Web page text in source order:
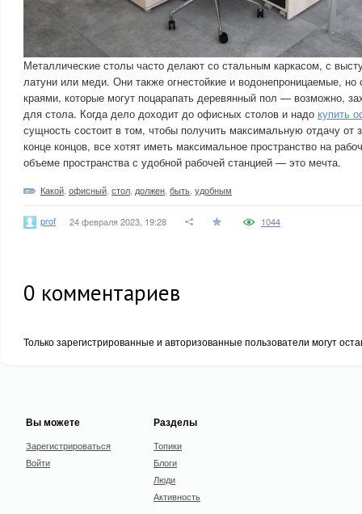
Металлические столы часто делают со стальным каркасом, с
латуни или меди. Они также огнестойкие и водонепроницаемые,
краями, которые могут поцарапать деревянный пол — возможно,
для стола. Когда дело доходит до офисных столов и надо купить
сущность состоит в том, чтобы получить максимальную отдачу от
конце концов, все хотят иметь максимальное пространство на
объеме пространства с удобной рабочей станцией — это мечта.
Какой офисный стол должен быть удобным
prof 24 февраля 2023, 19:28 1044
0 комментариев
Только зарегистрированные и авторизованные пользователи могут
Вы можете
Зарегистрироваться
Войти
Разделы
Топики
Блоги
Люди
Активность